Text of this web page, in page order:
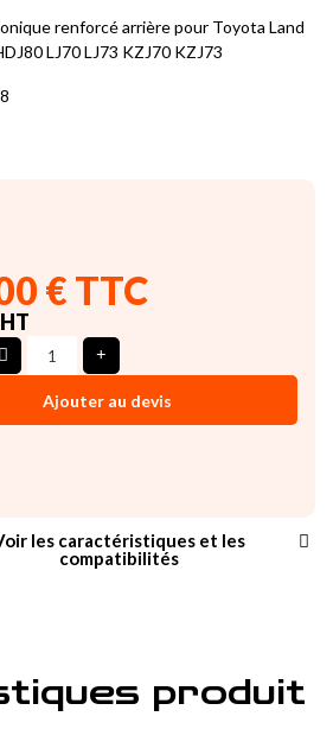
renforcé arrière pour Toyota Land
LJ70 LJ73 KZJ70 KZJ73
€ TTC
Ajouter au devis
les caractéristiques et les
compatibilités
produit